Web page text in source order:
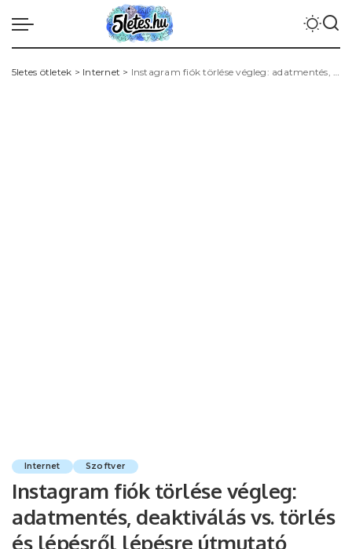
5letes ötletek > Internet > Instagram fiók törlése végleg: adatmentés, deaktiválás vs. törlés és lépésről lépésre útmutató
Internet Szoftver
Instagram fiók törlése végleg:
adatmentés, deaktiválás vs. törlés
és lépésről lépésre útmutató